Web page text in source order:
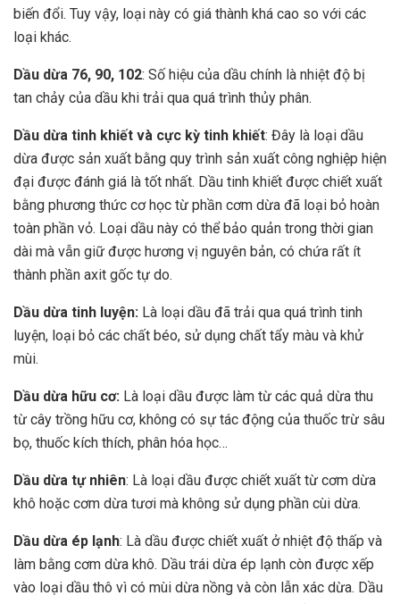
biến đổi. Tuy vậy, loại này có giá thành khá cao so với các
loại khác.
Dầu dừa 76, 90, 102: Số hiệu của dầu chính là nhiệt độ bị
tan chảy của dầu khi trải qua quá trình thủy phân.
Dầu dừa tinh khiết và cực kỳ tinh khiết: Đây là loại dầu
dừa được sản xuất bằng quy trình sản xuất công nghiệp hiện
đại được đánh giá là tốt nhất. Dầu tinh khiết được chiết xuất
bằng phương thức cơ học từ phần cơm dừa đã loại bỏ hoàn
toàn phần vỏ. Loại dầu này có thể bảo quản trong thời gian
dài mà vẫn giữ được hương vị nguyên bản, có chứa rất ít
thành phần axit gốc tự do.
Dầu dừa tinh luyện: Là loại dầu đã trải qua quá trình tinh
luyện, loại bỏ các chất béo, sử dụng chất tẩy màu và khử
mùi.
Dầu dừa hữu cơ: Là loại dầu được làm từ các quả dừa thu
từ cây trồng hữu cơ, không có sự tác động của thuốc trừ sâu
bọ, thuốc kích thích, phân hóa học…
Dầu dừa tự nhiên: Là loại dầu được chiết xuất từ cơm dừa
khô hoặc cơm dừa tươi mà không sử dụng phần cùi dừa.
Dầu dừa ép lạnh: Là dầu được chiết xuất ở nhiệt độ thấp và
làm bằng cơm dừa khô. Dầu trái dừa ép lạnh còn được xếp
vào loại dầu thô vì có mùi dừa nồng và còn lẫn xác dừa. Dầu